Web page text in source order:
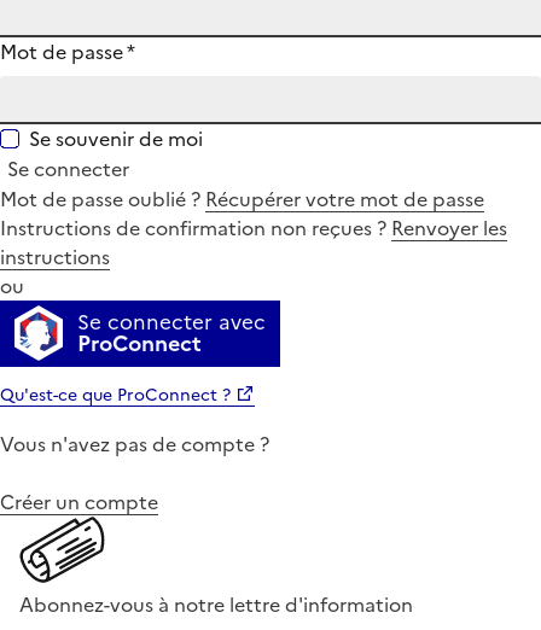
Mot de passe*
Se souvenir de moi
Se connecter
Mot de passe oublié ? Récupérer votre mot de passe
Instructions de confirmation non reçues ? Renvoyer les
instructions
ou
Se connecter avec
ProConnect
Qu'est-ce que ProConnect ?
Vous n'avez pas de compte ?
Créer un compte
Abonnez-vous à notre lettre d'information